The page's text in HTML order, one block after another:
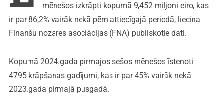
mēnešos izkrāpti kopumā 9,452 miljoni eiro, kas
ir par 86,2% vairāk nekā pērn attiecīgajā periodā, liecina
Finanšu nozares asociācijas (FNA) publiskotie dati.
Kopumā 2024.gada pirmajos sešos mēnešos īstenoti
4795 krāpšanas gadījumi, kas ir par 45% vairāk nekā
2023.gada pirmajā pusgadā.